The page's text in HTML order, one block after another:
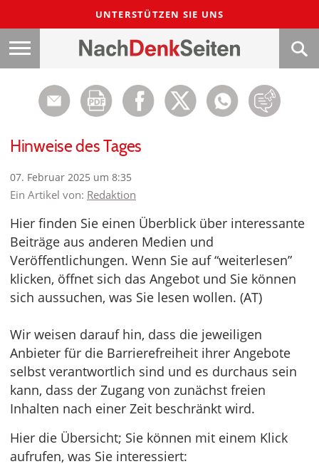
UNTERSTÜTZEN SIE UNS
Hinweise des Tages
07. Februar 2025 um 8:35
Ein Artikel von: Redaktion
Hier finden Sie einen Überblick über interessante
Beiträge aus anderen Medien und
Veröffentlichungen. Wenn Sie auf “weiterlesen”
klicken, öffnet sich das Angebot und Sie können
sich aussuchen, was Sie lesen wollen. (AT)
Wir weisen darauf hin, dass die jeweiligen
Anbieter für die Barrierefreiheit ihrer Angebote
selbst verantwortlich sind und es durchaus sein
kann, dass der Zugang von zunächst freien
Inhalten nach einer Zeit beschränkt wird.
Hier die Übersicht; Sie können mit einem Klick
aufrufen, was Sie interessiert: